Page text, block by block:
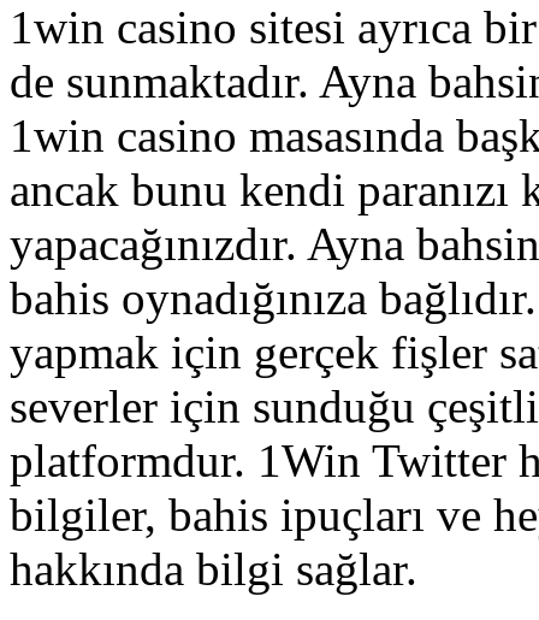
1win casino sitesi ayrıca
de sunmaktadır. Ayna
1win casino masasında
ancak bunu kendi
yapacağınızdır. Ayna
bahis oynadığınıza
yapmak için gerçek fişler
severler için sunduğu
platformdur. 1Win Twitter
bilgiler, bahis ipuçları ve
hakkında bilgi sağlar.